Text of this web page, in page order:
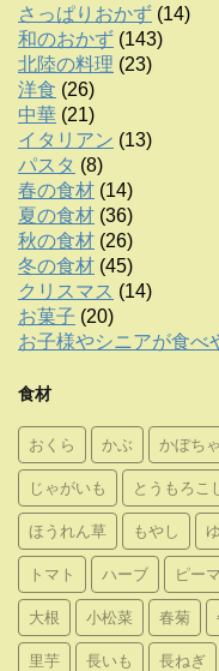
さっぱりおかず (14)
和のおかず (143)
北陸の料理 (23)
洋食 (26)
中華 (21)
イタリアン (13)
パスタ (8)
春の食材 (14)
夏の食材 (36)
秋の食材 (26)
冬の食材 (45)
クリスマス (14)
お菓子 (20)
お子様やシニアが食べ
食材
おくら かぶ かぼちゃ
じゃがいも とうもろこ
ほうれん草 もやし
トマト ハーブ ピー
大根 小松菜 春菊
里芋 長いも 長ねぎ